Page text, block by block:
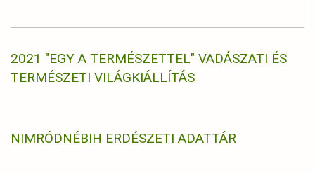
2021 "EGY A TERMÉSZETTEL" VADÁSZATI ÉS
TERMÉSZETI VILÁGKIÁLLÍTÁS
NIMRÓDNÉBIH ERDÉSZETI ADATTÁR